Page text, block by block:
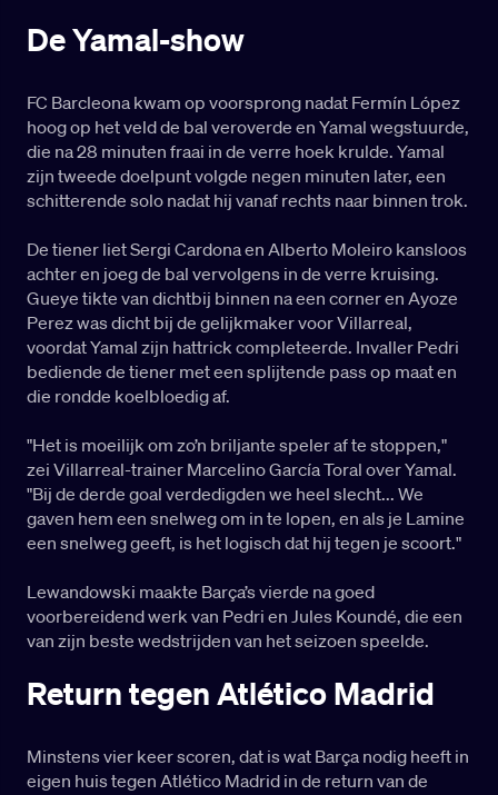
De Yamal-show
FC Barcleona kwam op voorsprong nadat Fermín López
hoog op het veld de bal veroverde en Yamal wegstuurde,
die na 28 minuten fraai in de verre hoek krulde. Yamal
zijn tweede doelpunt volgde negen minuten later, een
schitterende solo nadat hij vanaf rechts naar binnen trok.
De tiener liet Sergi Cardona en Alberto Moleiro kansloos
achter en joeg de bal vervolgens in de verre kruising.
Gueye tikte van dichtbij binnen na een corner en Ayoze
Perez was dicht bij de gelijkmaker voor Villarreal,
voordat Yamal zijn hattrick completeerde. Invaller Pedri
bediende de tiener met een splijtende pass op maat en
die rondde koelbloedig af.
"Het is moeilijk om zo’n briljante speler af te stoppen,"
zei Villarreal-trainer Marcelino García Toral over Yamal.
"Bij de derde goal verdedigden we heel slecht... We
gaven hem een snelweg om in te lopen, en als je Lamine
een snelweg geeft, is het logisch dat hij tegen je scoort."
Lewandowski maakte Barça’s vierde na goed
voorbereidend werk van Pedri en Jules Koundé, die een
van zijn beste wedstrijden van het seizoen speelde.
Return tegen Atlético Madrid
Minstens vier keer scoren, dat is wat Barça nodig heeft in
eigen huis tegen Atlético Madrid in de return van de